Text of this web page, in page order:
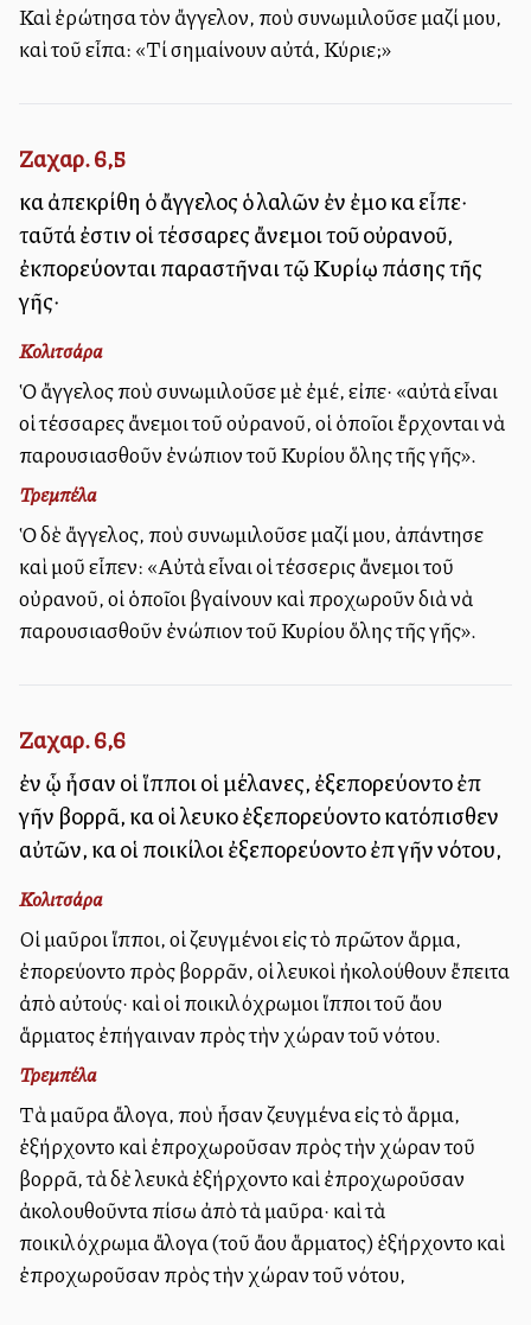
Καὶ ἐρώτησα τὸν ἄγγελον, ποὺ συνωμιλοῦσε μαζί μου,
καὶ τοῦ εἶπα: «Τί σημαίνουν αὐτά, Κύριε;»
Ζαχαρ. 6,5
καὶ ἀπεκρίθη ὁ ἄγγελος ὁ λαλῶν ἐν ἐμοὶ καὶ εἶπε·
ταῦτά ἐστιν οἱ τέσσαρες ἄνεμοι τοῦ οὐρανοῦ,
ἐκπορεύονται παραστῆναι τῷ Κυρίῳ πάσης τῆς
γῆς·
Κολιτσάρα
Ὁ ἄγγελος ποὺ συνωμιλοῦσε μὲ ἐμέ, εἰπε· «αὐτὰ εἶναι
οἱ τέσσαρες ἄνεμοι τοῦ οὐρανοῦ, οἱ ὁποῖοι ἔρχονται νὰ
παρουσιασθοῦν ἐνώπιον τοῦ Κυρίου ὅλης τῆς γῆς».
Τρεμπέλα
Ὁ δὲ ἄγγελος, ποὺ συνωμιλοῦσε μαζί μου, ἀπάντησε
καὶ μοῦ εἶπεν: «Αὐτὰ εἶναι οἱ τέσσερις ἄνεμοι τοῦ
οὐρανοῦ, οἱ ὁποῖοι βγαίνουν καὶ προχωροῦν διὰ νὰ
παρουσιασθοῦν ἐνώπιον τοῦ Κυρίου ὅλης τῆς γῆς».
Ζαχαρ. 6,6
ἐν ᾧ ἦσαν οἱ ἵπποι οἱ μέλανες, ἐξεπορεύοντο ἐπὶ
γῆν βορρᾶ, καὶ οἱ λευκοὶ ἐξεπορεύοντο κατόπισθεν
αὐτῶν, καὶ οἱ ποικίλοι ἐξεπορεύοντο ἐπὶ γῆν νότου,
Κολιτσάρα
Οἱ μαῦροι ἵπποι, οἱ ζευγμένοι εἰς τὸ πρῶτον ἅρμα,
ἐπορεύοντο πρὸς βορρᾶν, οἱ λευκοὶ ἠκολούθουν ἔπειτα
ἀπὸ αὐτούς· καὶ οἱ ποικιλόχρωμοι ἵπποι τοῦ ἄλλου
ἅρματος ἐπήγαιναν πρὸς τὴν χώραν τοῦ νότου.
Τρεμπέλα
Τὰ μαῦρα ἄλογα, ποὺ ἦσαν ζευγμένα εἰς τὸ ἅρμα,
ἐξήρχοντο καὶ ἐπροχωροῦσαν πρὸς τὴν χώραν τοῦ
βορρᾶ, τὰ δὲ λευκὰ ἐξήρχοντο καὶ ἐπροχωροῦσαν
ἀκολουθοῦντα πίσω ἀπὸ τὰ μαῦρα· καὶ τὰ
ποικιλόχρωμα ἄλογα (τοῦ ἄλλου ἅρματος) ἐξήρχοντο καὶ
ἐπροχωροῦσαν πρὸς τὴν χώραν τοῦ νότου,